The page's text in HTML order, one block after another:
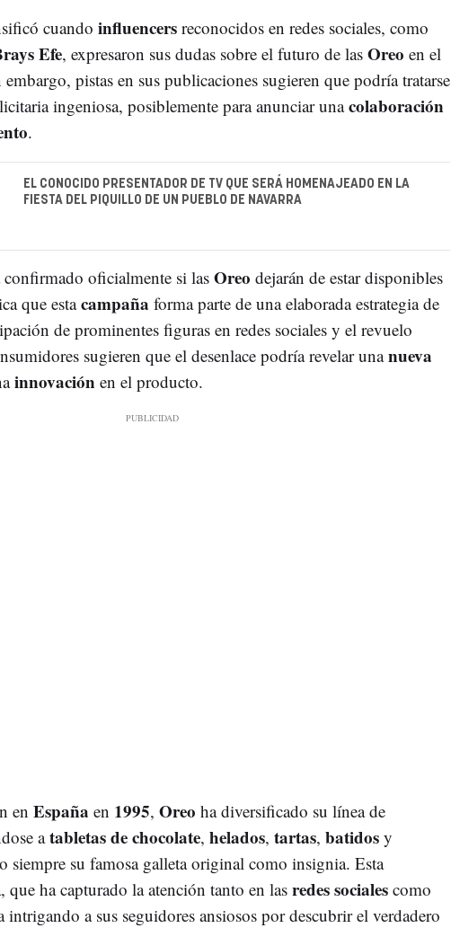
cuando influencersreconocidos en redes sociales, como
Efe, expresaron sus dudas sobre el futuro de las Oreo en el
pistas en sus publicaciones sugieren que podría tratarse
ingeniosa, posiblemente para anunciar unacolaboración
.
EL CONOCIDO PRESENTADOR DE TV QUE SERÁ HOMENAJEADO EN LA
FIESTA DEL PIQUILLO DE UN PUEBLO DE NAVARRA
oficialmente si las Oreo dejarán de estar disponibles
que estacampaña forma parte de una elaborada estrategia de
de prominentes figuras en redes sociales y el revuelo
sugieren que el desenlace podría revelar unanueva
innovaciónen el producto.
en España en 1995, Oreo ha diversificado su línea de
atabletas de chocolate, helados, tartas, batidosy
siempre su famosa galleta original como insignia. Esta
que ha capturado la atención tanto en lasredes socialescomo
intrigando a sus seguidores ansiosos por descubrir el verdadero